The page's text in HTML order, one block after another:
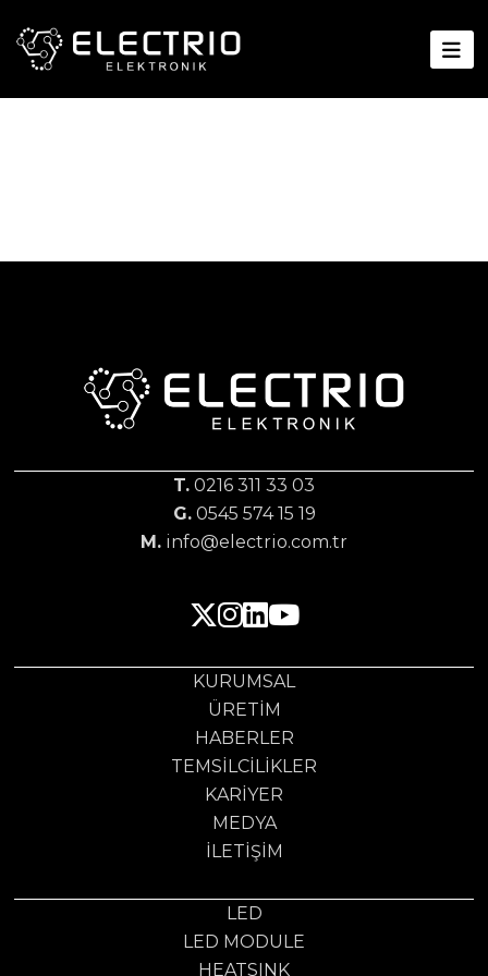
T. 0216 311 33 03
G.0545 574 15 19
M. info@electrio.com.tr
KURUMSAL
ÜRETIM
HABERLER
TEMSILCILIKLER
KARIYER
MEDYA
İLETIŞIM
LED
LED MODULE
HEATSINK